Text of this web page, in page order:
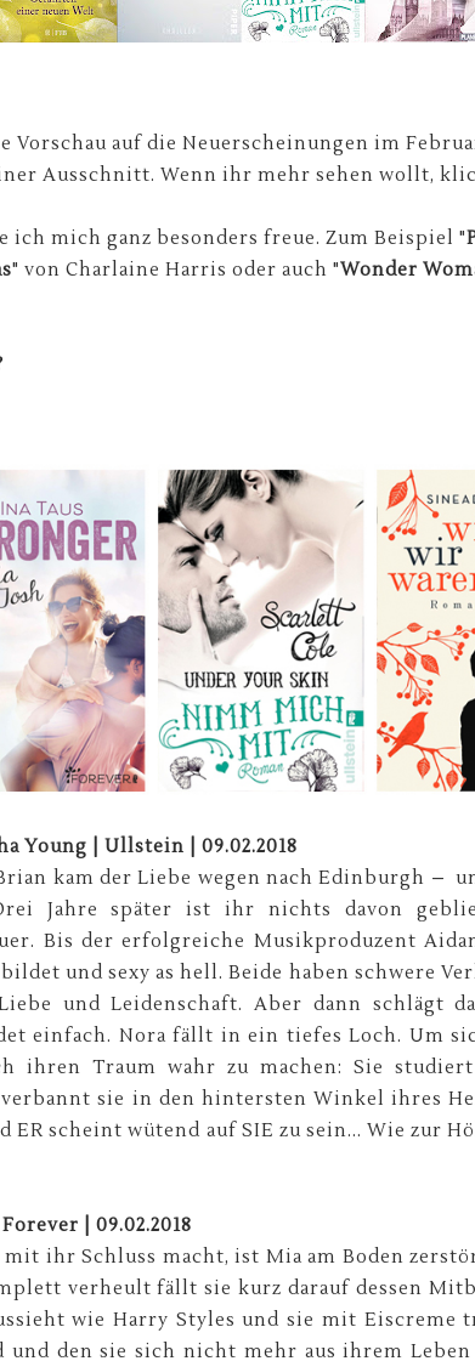
Vorschau auf die Neuerscheinungen im
Ausschnitt. Wenn ihr mehr sehen wollt,
ich mich ganz besonders freue. Zum Beispiel "
" von Charlaine Harris oder auch "Wonder
Young | Ullstein | 09.02.2018
kam der Liebe wegen nach Edinburgh –
Jahre später ist ihr nichts davon
Bis der erfolgreiche Musikproduzent
und sexy as hell. Beide haben schwere
und Leidenschaft. Aber dann schlägt
einfach. Nora fällt in ein tiefes Loch. Um
ihren Traum wahr zu machen: Sie
verbannt sie in den hintersten Winkel ihres
ER scheint wütend auf SIE zu sein... Wie zur
| 09.02.2018
ihr Schluss macht, ist Mia am Boden
verheult fällt sie kurz darauf dessen
wie Harry Styles und sie mit Eiscreme
den sie sich nicht mehr aus ihrem Leben